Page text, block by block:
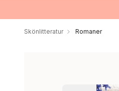
Skönlitteratur Romaner